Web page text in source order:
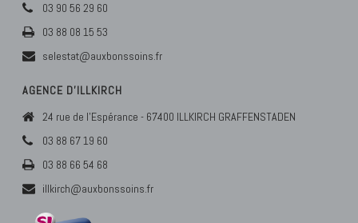
03 90 56 29 60
03 88 08 15 53
selestat@auxbonssoins.fr
AGENCE D’ILLKIRCH
24 rue de l'Espérance - 67400 ILLKIRCH GRAFFENSTADEN
03 88 67 19 60
03 88 66 54 68
illkirch@auxbonssoins.fr